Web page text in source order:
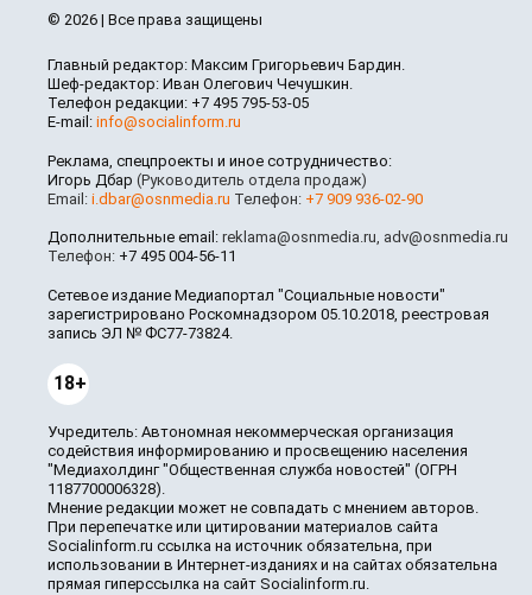
© 2026 | Все права защищены
Главный редактор: Максим Григорьевич Бардин.
Шеф-редактор: Иван Олегович Чечушкин.
Телефон редакции: +7 495 795-53-05
E-mail: info@socialinform.ru
Реклама, спецпроекты и иное сотрудничество:
Игорь Дбар (Руководитель отдела продаж)
Email: i.dbar@osnmedia.ru Телефон: +7 909 936-02-90
Дополнительные email: reklama@osnmedia.ru, adv@osnmedia.ru
Телефон: +7 495 004-56-11
Сетевое издание Медиапортал "Социальные новости"
зарегистрировано Роскомнадзором 05.10.2018, реестровая
запись ЭЛ № ФС77-73824.
18+
Учредитель: Автономная некоммерческая организация
содействия информированию и просвещению населения
"Медиахолдинг "Общественная служба новостей" (ОГРН
1187700006328).
Мнение редакции может не совпадать с мнением авторов.
При перепечатке или цитировании материалов сайта
Socialinform.ru ссылка на источник обязательна, при
использовании в Интернет-изданиях и на сайтах обязательна
прямая гиперссылка на сайт Socialinform.ru.